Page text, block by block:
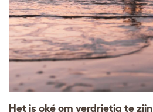
Het is oké om verdrietig te zijn